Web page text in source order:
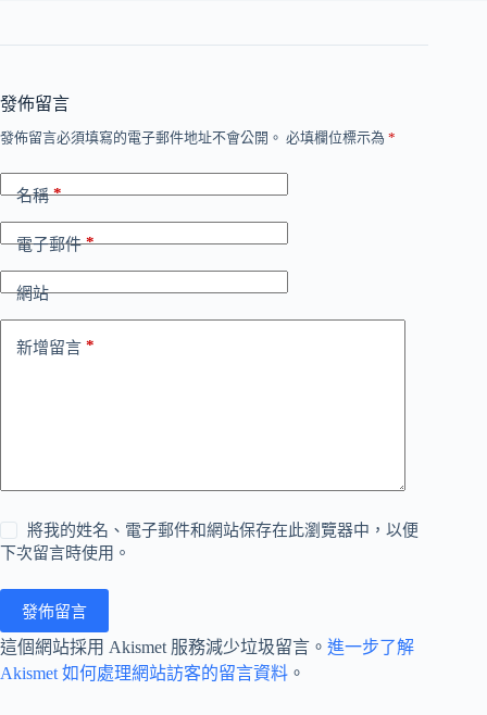
發佈留言
發佈留言必須填寫的電子郵件地址不會公開。 必填欄位標示為 *
名稱*
電子郵件*
網站
新增留言 *
將我的姓名、電子郵件和網站保存在此瀏覽器中，以便
下次留言時使用。
發佈留言
這個網站採用 Akismet 服務減少垃圾留言。 進一步了解
Akismet 如何處理網站訪客的留言資料 。